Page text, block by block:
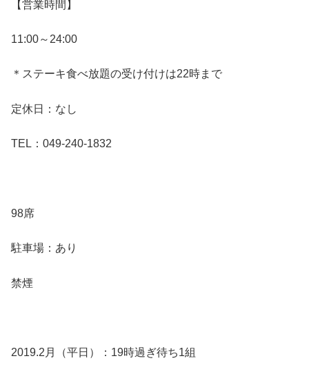
【営業時間】
11:00～24:00
＊ステーキ食べ放題の受け付けは22時まで
定休日：なし
TEL：049-240-1832
98席
駐車場：あり
禁煙
2019.2月（平日）：19時過ぎ待ち1組